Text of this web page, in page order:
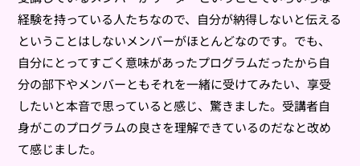
経験を持っている人たちなので、自分が納得しないと伝える
ということはしないメンバーがほとんどなのです。でも、
自分にとってすごく意味があったプログラムだったから自
分の部下やメンバーともそれを一緒に受けてみたい、享受
したいと本音で思っていると感じ、驚きました。受講者自
身がこのプログラムの良さを理解できているのだなと改め
て感じました。